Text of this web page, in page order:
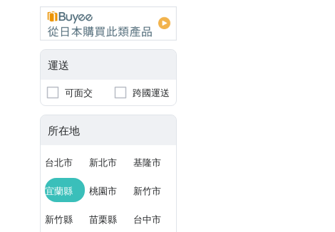
運送
可面交 跨國運送
所在地
台北市 新北市 基隆市
宜蘭縣 桃園市 新竹市
新竹縣 苗栗縣 台中市